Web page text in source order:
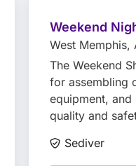
Weekend
West Memphis,
The Weekend
for assembling
equipment,
quality and
Sediver